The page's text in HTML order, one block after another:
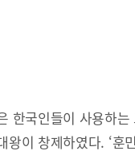
한국인들이 사용하
왕이 창제하였다. ‘훈